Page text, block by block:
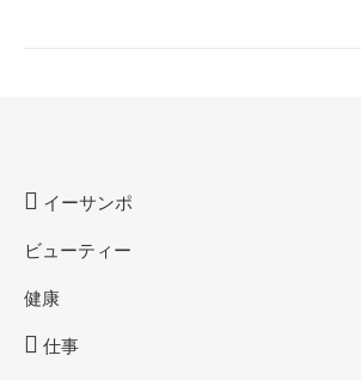
イーサンポ
ビューティー
健康
仕事